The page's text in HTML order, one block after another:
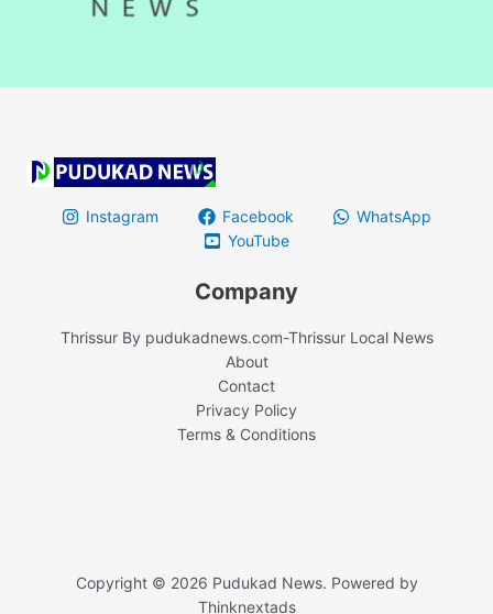
Instagram Facebook
WhatsApp
YouTube
Company
Thrissur By pudukadnews.com-Thrissur Local News
About
Contact
Privacy Policy
Terms & Conditions
Copyright © 2026 Pudukad News. Powered by
Thinknextads